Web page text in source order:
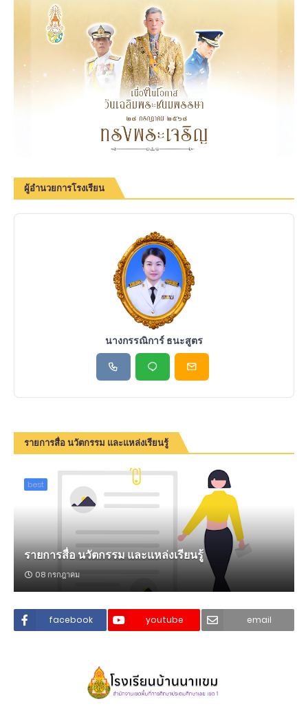
ผู้อำนวยการโรงเรียน
นางกรรณิการ์ ธนะสูตร
รายการสื่อ นวัตกรรม และแหล่งเรียนรู้
best
รายการสื่อ นวัตกรรม และแหล่งเรียนรู้
08 กรกฎาคม
facebook youtube email